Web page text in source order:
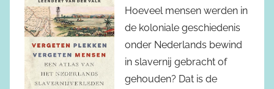
Hoeveel mensen werden in
de koloniale geschiedenis
onder Nederlands bewind
in slavernij gebracht of
gehouden? Dat is de